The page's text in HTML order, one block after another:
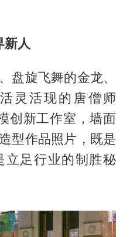
人
盘旋飞舞的金龙、
灵活现的唐僧师
创新工作室，墙面
型作品照片，既是
立足行业的制胜秘